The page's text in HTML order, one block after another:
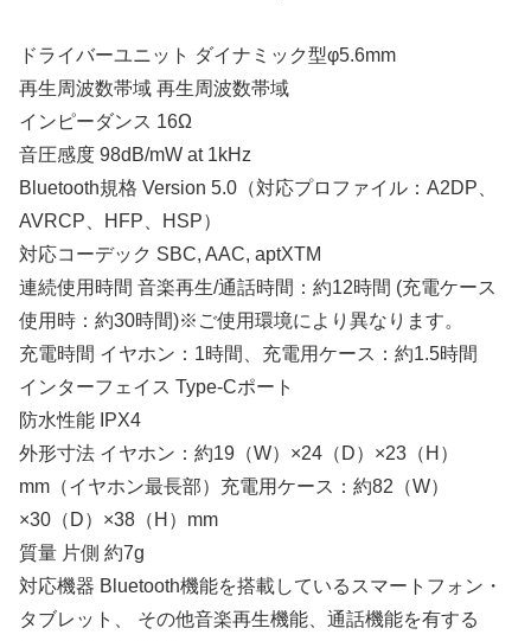
ドライバーユニット ダイナミック型φ5.6mm
再生周波数帯域 再生周波数帯域
インピーダンス 16Ω
音圧感度 98dB/mW at 1kHz
Bluetooth規格 Version 5.0（対応プロファイル：A2DP、
AVRCP、HFP、HSP）
対応コーデック SBC, AAC, aptXTM
連続使用時間 音楽再生/通話時間：約12時間 (充電ケース
使用時：約30時間)※ご使用環境により異なります。
充電時間 イヤホン：1時間、充電用ケース：約1.5時間
インターフェイス Type-Cポート
防水性能 IPX4
外形寸法 イヤホン：約19（W）×24（D）×23（H）
mm（イヤホン最長部）充電用ケース：約82（W）
×30（D）×38（H）mm
質量 片側 約7g
対応機器 Bluetooth機能を搭載しているスマートフォン・
タブレット、 その他音楽再生機能、通話機能を有する